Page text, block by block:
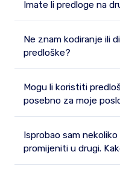
Imate li predloge na
Ne znam kodiranje ili
predloške?
Mogu li koristiti
posebno za moje
Isprobao sam
promijeniti u drugi.